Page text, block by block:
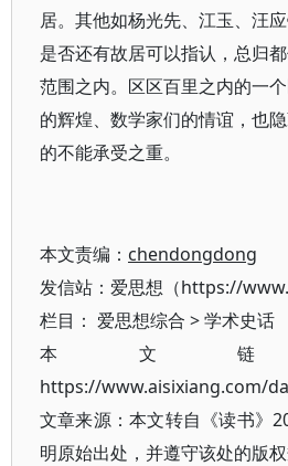
居。其他如杨光先、江玉、汪
是否还有故居可以指认，总归
范围之内。区区百里之内的一
的辉煌、数学家们的情谊，也
的不能承受之重。
本文责编： chendongdong
发信站：爱思想（https://
栏目： 爱思想综合 >学术史话
本文
https://www.aisixiang.com/
文章来源：本文转自《读书》
明原始出处，并遵守该处的版权